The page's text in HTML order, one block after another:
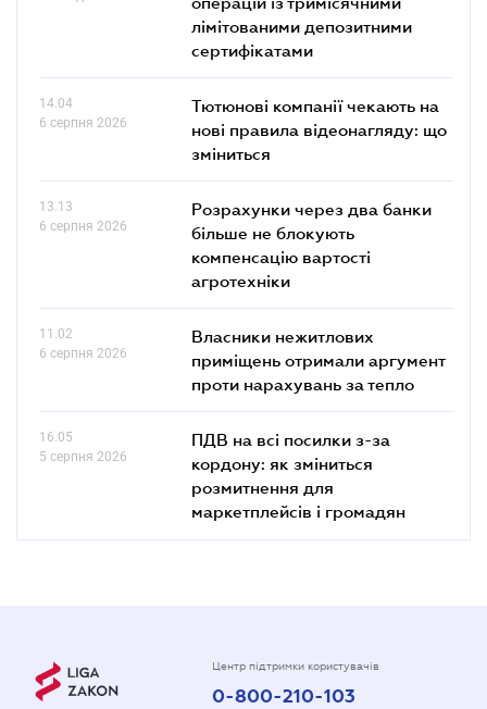
лімітованими депозитними
сертифікатами
14.04
6 серпня 2026
Тютюнові компанії чекають на
нові правила відеонагляду: що
зміниться
13.13
6 серпня 2026
Розрахунки через два банки
більше не блокують
компенсацію вартості
агротехніки
11.02
6 серпня 2026
Власники нежитлових
приміщень отримали аргумент
проти нарахувань за тепло
16.05
5 серпня 2026
ПДВ на всі посилки з-за
кордону: як зміниться
розмитнення для
маркетплейсів і громадян
Центр підтримки користувачів
0-800-210-103